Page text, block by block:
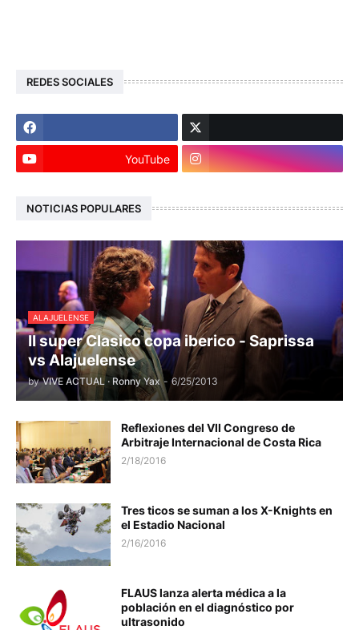
REDES SOCIALES
YouTube
NOTICIAS POPULARES
ALAJUELENSE
II super Clasico copa iberico - Saprissa
vs Alajuelense
by VIVE ACTUAL · Ronny Yax - 6/25/2013
Reflexiones del VII Congreso de
Arbitraje Internacional de Costa Rica
2/18/2016
Tres ticos se suman a los X-Knights en
el Estadio Nacional
2/16/2016
FLAUS lanza alerta médica a la
población en el diagnóstico por
ultrasonido